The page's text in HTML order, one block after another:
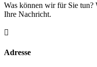
Was können wir für Sie
Ihre Nachricht.

Adresse